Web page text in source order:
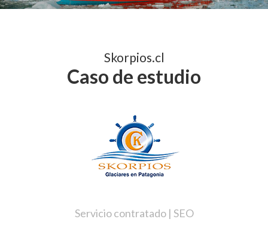
Skorpios.cl
Caso de estudio
Servicio contratado | SEO